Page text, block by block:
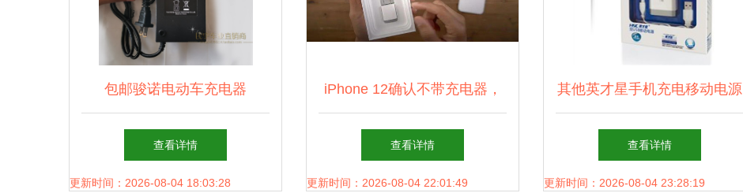
包邮骏诺电动车充电器
60V48V36V哈雷电动车充电
器锂电池充电器
查看详情
更新时间：2026-08-04 18:03:28
iPhone 12确认不带充电器，
发布时间推迟，用户需自备充
电配件
查看详情
更新时间：2026-08-04 22:01:49
其他英才星手机充电移动电源
iPhone5手持充电器电源移好
不好，优缺点及购买建议
查看详情
更新时间：2026-08-04 23:28:19